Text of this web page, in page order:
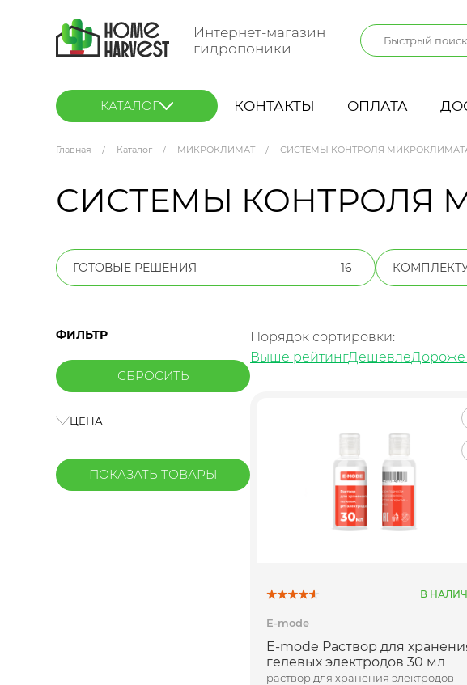
Интернет-магазин
гидропоники
КАТАЛОГ КОНТАКТЫ ОПЛАТА
Главная Каталог МИКРОКЛИМАТ СИСТЕМЫ КОНТРОЛЯ
СИСТЕМЫ КОНТРОЛЯ
ГОТОВЫЕ РЕШЕНИЯ 16
ФИЛЬТР
ЦЕНА
ПОКАЗАТЬ ТОВАРЫ
Порядок сортировки:
Выше рейтингДешевлеДороже
В
E-mode
E-mode Раствор для
гелевых электродов 30 мл
раствор для хранения электродов